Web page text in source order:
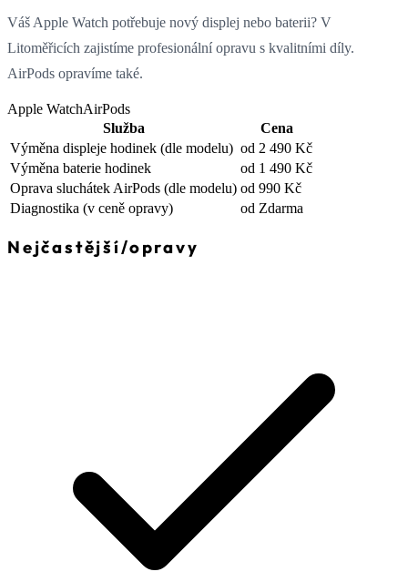
Váš Apple Watch potřebuje nový displej nebo baterii? V
Litoměřicích zajistíme profesionální opravu s kvalitními díly.
AirPods opravíme také.
Apple WatchAirPods
Služba
Cena
Výměna displeje hodinek (dle modelu) od 2 490 Kč
Výměna baterie hodinek
od 1 490 Kč
Oprava sluchátek AirPods (dle modelu) od 990 Kč
Diagnostika (v ceně opravy) od Zdarma
Nejčastější/opravy